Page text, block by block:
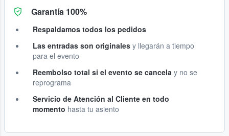
Garantía 100%
Respaldamos todos los pedidos
Las entradas son originales y llegarán a tiempo
para el evento
Reembolso total si el evento se cancela y no se
reprograma
Servicio de Atención al Cliente en todo
momento hasta tu asiento